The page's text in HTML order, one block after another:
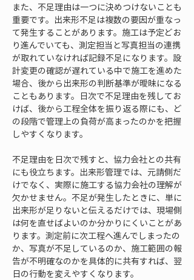
また、不足理由は一つに決めつけないことも
重要です。出来形不足は複数の要因が重なっ
て発生することがあります。施工は予定どお
り進んでいても、測定担当と写真担当の連携
が取れていなければ記録不足になります。設
計変更の確認が遅れている中で施工を進めた
場合、後から出来形の判断基準が曖昧になる
こともあります。日次で不足理由を残してお
けば、後から工程全体を振り返る際にも、ど
の段階で管理上の負荷が高まったのかを把握
しやすくなります。
不足理由を日次で残すと、協力会社との共有
にも役立ちます。出来形管理では、元請側だ
けでなく、実際に施工する協力会社の理解が
欠かせません。不足が発生したときに、単に
出来形が足りないと伝えるだけでは、現場側
は何を直せばよいのか分かりにくいことがあ
ります。測定前に次工程へ進んでしまったの
か、写真が不足しているのか、施工範囲の報
告が不明確なのかを具体的に共有すれば、翌
日の行動を変えやすくなります。